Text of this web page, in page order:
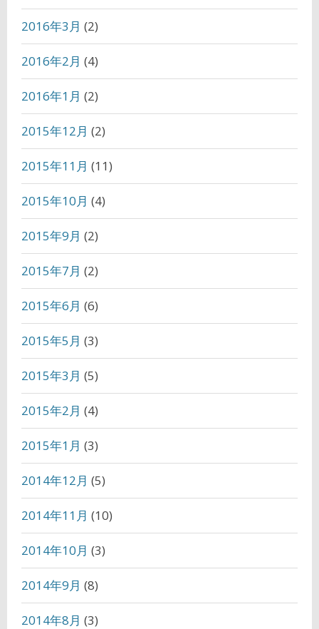
2016年3月 (2)
2016年2月 (4)
2016年1月 (2)
2015年12月 (2)
2015年11月 (11)
2015年10月 (4)
2015年9月 (2)
2015年7月 (2)
2015年6月 (6)
2015年5月 (3)
2015年3月 (5)
2015年2月 (4)
2015年1月 (3)
2014年12月 (5)
2014年11月 (10)
2014年10月 (3)
2014年9月 (8)
2014年8月 (3)